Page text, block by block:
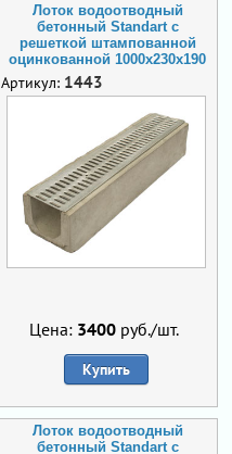
Лоток водоотводный
бетонный Standart с
решеткой штампованной
оцинкованной 1000x230x190
Артикул: 1443
Цена: 3400руб./шт.
Купить
Лоток водоотводный
бетонный Standart с